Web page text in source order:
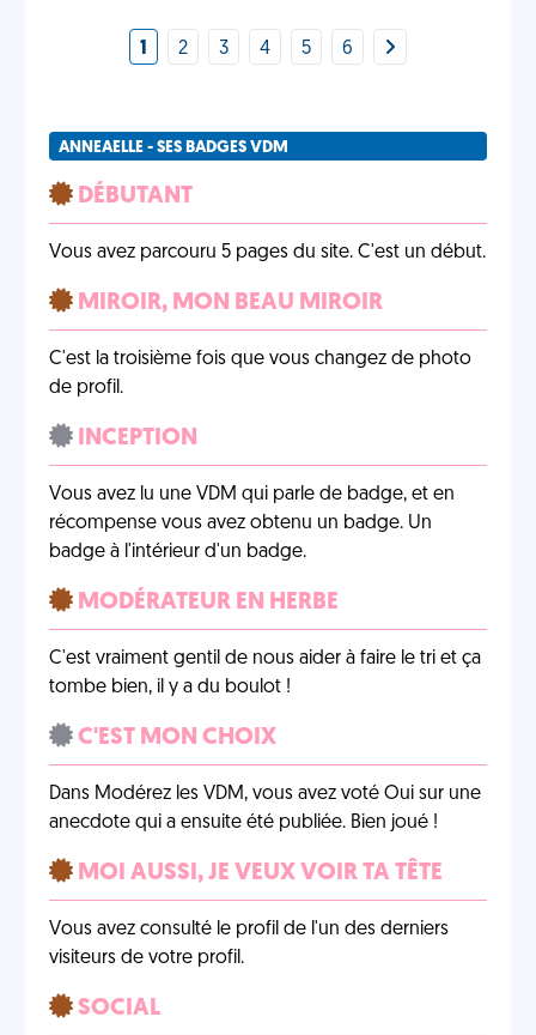
1 2 3 4 5 6
ANNEAELLE - SES BADGES VDM
DÉBUTANT
Vous avez parcouru 5 pages du site. C'est un début.
MIROIR, MON BEAU MIROIR
C'est la troisième fois que vous changez de photo
de profil.
INCEPTION
Vous avez lu une VDM qui parle de badge, et en
récompense vous avez obtenu un badge. Un
badge à l'intérieur d'un badge.
MODÉRATEUR EN HERBE
C'est vraiment gentil de nous aider à faire le tri et ça
tombe bien, il y a du boulot !
C'EST MON CHOIX
Dans Modérez les VDM, vous avez voté Oui sur une
anecdote qui a ensuite été publiée. Bien joué !
MOI AUSSI, JE VEUX VOIR TA TÊTE
Vous avez consulté le profil de l'un des derniers
visiteurs de votre profil.
SOCIAL